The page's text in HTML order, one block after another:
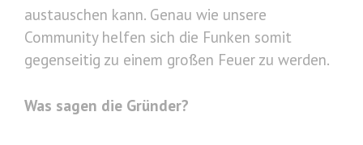
austauschen kann. Genau wie unsere
Community helfen sich die Funken somit
gegenseitig zu einem großen Feuer zu werden.
Was sagen die Gründer?